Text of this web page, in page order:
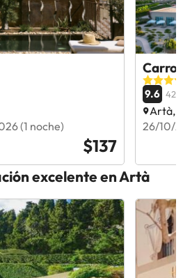
(1 noche)
$137
9.6 420
Artà,
26/10/
excelente en Artà